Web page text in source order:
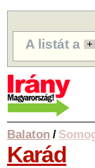
A listát a
Balaton /
Karád